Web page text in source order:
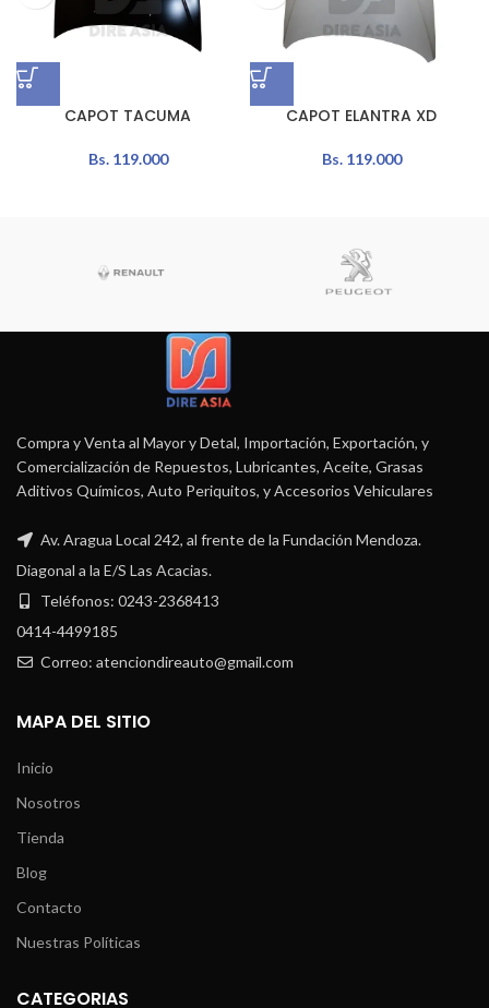
CAPOT TACUMA
Bs.119.000
CAPOT ELANTRA XD
Bs.119.000
Compra y Venta al Mayor y Detal, Importación, Exportación, y
Comercialización de Repuestos, Lubricantes, Aceite, Grasas
Aditivos Químicos, Auto Periquitos, y Accesorios Vehiculares
Av. Aragua Local 242, al frente de la Fundación Mendoza.
Diagonal a la E/S Las Acacias.
Teléfonos: 0243-2368413
0414-4499185
Correo: atenciondireauto@gmail.com
MAPA DEL SITIO
Inicio
Nosotros
Tienda
Blog
Contacto
Nuestras Políticas
CATEGORIAS